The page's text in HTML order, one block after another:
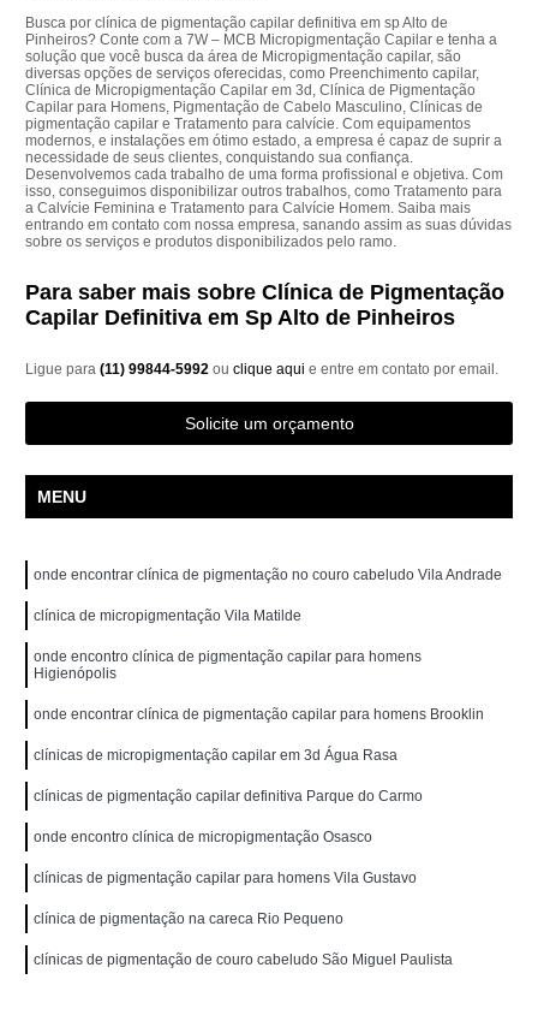
Busca por clínica de pigmentação capilar definitiva em sp Alto de
Pinheiros? Conte com a 7W – MCB Micropigmentação Capilar e tenha a
solução que você busca da área de Micropigmentação capilar, são
diversas opções de serviços oferecidas, como Preenchimento capilar,
Clínica de Micropigmentação Capilar em 3d, Clínica de Pigmentação
Capilar para Homens, Pigmentação de Cabelo Masculino, Clínicas de
pigmentação capilar e Tratamento para calvície. Com equipamentos
modernos, e instalações em ótimo estado, a empresa é capaz de suprir a
necessidade de seus clientes, conquistando sua confiança.
Desenvolvemos cada trabalho de uma forma profissional e objetiva. Com
isso, conseguimos disponibilizar outros trabalhos, como Tratamento para
a Calvície Feminina e Tratamento para Calvície Homem. Saiba mais
entrando em contato com nossa empresa, sanando assim as suas dúvidas
sobre os serviços e produtos disponibilizados pelo ramo.
Para saber mais sobre Clínica de Pigmentação
Capilar Definitiva em Sp Alto de Pinheiros
Ligue para(11) 99844-5992ouclique aqui e entre em contato por email.
Solicite um orçamento
MENU
onde encontrar clínica de pigmentação no couro cabeludo Vila Andrade
clínica de micropigmentação Vila Matilde
onde encontro clínica de pigmentação capilar para homens
Higienópolis
onde encontrar clínica de pigmentação capilar para homens Brooklin
clínicas de micropigmentação capilar em 3d Água Rasa
clínicas de pigmentação capilar definitiva Parque do Carmo
onde encontro clínica de micropigmentação Osasco
clínicas de pigmentação capilar para homens Vila Gustavo
clínica de pigmentação na careca Rio Pequeno
clínicas de pigmentação de couro cabeludo São Miguel Paulista